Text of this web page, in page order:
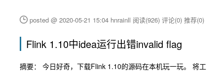
posted @ 2020-05-21 15:04 hnrainll 阅读(926) 评论(0) 推荐(0)
Flink 1.10中idea运行出错invalid flag
摘要： 今日好奇，下载Flink 1.10的源码在本机玩一玩。 将工